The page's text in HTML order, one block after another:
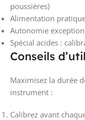
poussières)
Alimentation
Autonomie
Spécial acides :
Conseils
Maximisez la durée
instrument :
Calibrez avant